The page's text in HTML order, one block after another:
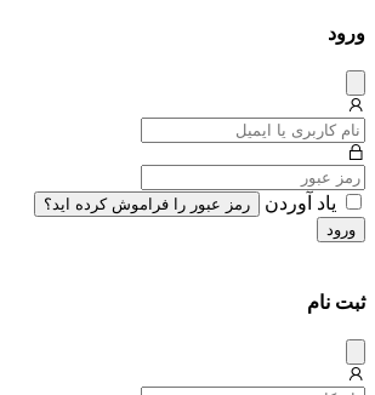
ورود
میس
یاد آوردن
رمز عبور را فراموش کرده اید؟
ورود
ثبت نام
میس